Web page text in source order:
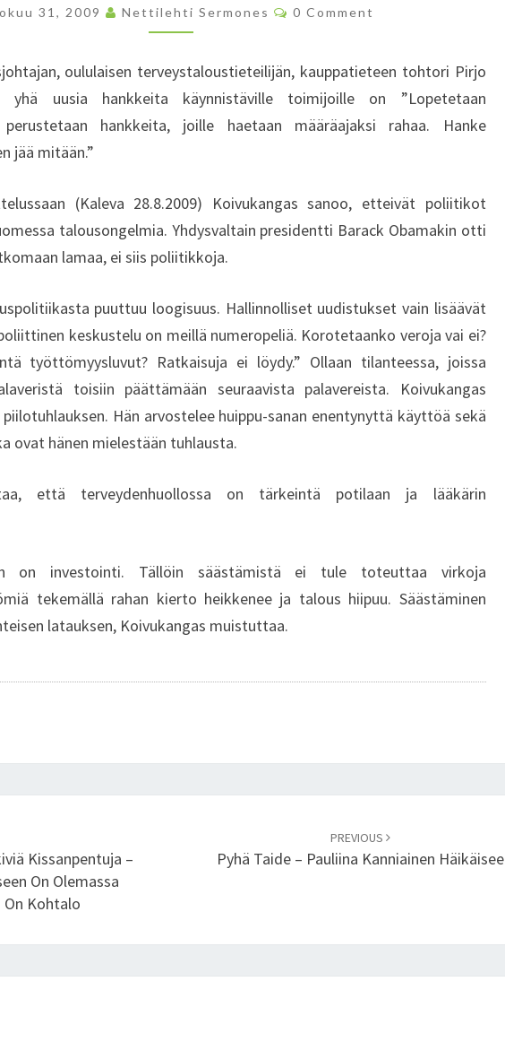
A
H
K
A
N
I
A
K
A
U
A
T
E
N
T
O
N
A
31, 2009 Nettilehti Sermones
C
O
N
S
0 Comment
oululaisen terveystaloustieteilijän, kauppatieteen tohtori Pirjo
yhä uusia hankkeita käynnistäville toimijoille on ”Lopetetaan
perustetaan hankkeita, joille haetaan määräajaksi rahaa. Hanke
jää mitään.”
(Kaleva 28.8.2009) Koivukangas sanoo, etteivät poliitikot
talousongelmia. Yhdysvaltain presidentti Barack Obamakin otti
lamaa, ei siis poliitikkoja.
puuttuu loogisuus. Hallinnolliset uudistukset vain lisäävät
keskustelu on meillä numeropeliä. Korotetaanko veroja vai ei?
työttömyysluvut? Ratkaisuja ei löydy.” Ollaan tilanteessa, joissa
toisiin päättämään seuraavista palavereista. Koivukangas
Hän arvostelee huippu-sanan enentynyttä käyttöä sekä
ovat hänen mielestään tuhlausta.
että terveydenhuollossa on tärkeintä potilaan ja lääkärin
on investointi. Tällöin säästämistä ei tule toteuttaa virkoja
tekemällä rahan kierto heikkenee ja talous hiipuu. Säästäminen
latauksen, Koivukangas muistuttaa.
Kissanpentuja –
On Olemassa
On Kohtalo
PREVIOUS
Pyhä Taide – Pauliina Kanniainen Häikäisee